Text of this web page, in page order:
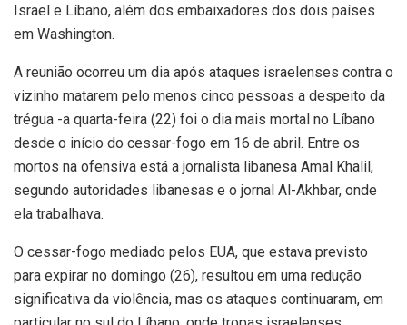
Israel e Líbano, além dos embaixadores dos dois países
em Washington.
A reunião ocorreu um dia após ataques israelenses contra o
vizinho matarem pelo menos cinco pessoas a despeito da
trégua -a quarta-feira (22) foi o dia mais mortal no Líbano
desde o início do cessar-fogo em 16 de abril. Entre os
mortos na ofensiva está a jornalista libanesa Amal Khalil,
segundo autoridades libanesas e o jornal Al-Akhbar, onde
ela trabalhava.
O cessar-fogo mediado pelos EUA, que estava previsto
para expirar no domingo (26), resultou em uma redução
significativa da violência, mas os ataques continuaram, em